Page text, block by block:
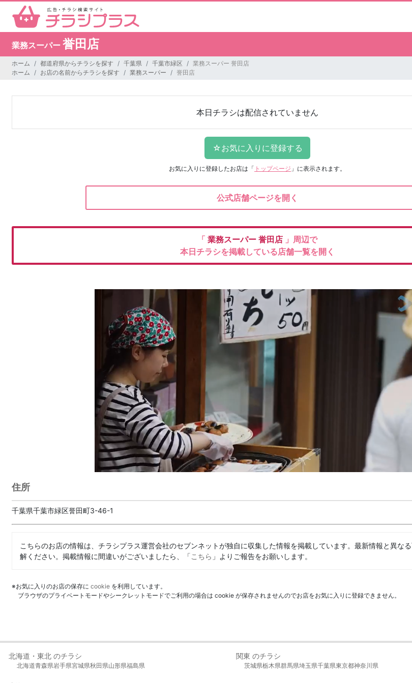
業務スーパー 誉田店
ホーム 都道府県からチラシを探す 千葉県 千葉市緑区
業務スーパー 誉田店
ホーム
お店の名前からチラシを探す 業務スーパー 誉田店
本日チラシは配信されていません
お気に入りに登録したお店は 「 トップページ 」に表示されます。
公式店舗ページを開く
「 業務スーパー 誉田店 」周辺で
本日チラシを掲載している店舗一覧を開く
住所
千葉県千葉市緑区誉田町3-46-1
こちらのお店の情報は、チラシプラス運営会社のセブンネットが独自に収集した情報を掲載しています。最新情報と異な
解ください。掲載情報に間違いがございましたら、「こちら 」よりご報告をお願いします。
※お気に入りのお店の保存に cookie を利用しています。
ブラウザのプライベートモードやシークレットモードでご利用の場合は cookie が保存されませんのでお店をお気に入りに登録できません。
北海道・東北 のチラシ
北海道青森県岩手県宮城県秋田県山形県福島県
関東 のチラシ
茨城県栃木県群馬県埼玉県千葉県東京都神奈川県